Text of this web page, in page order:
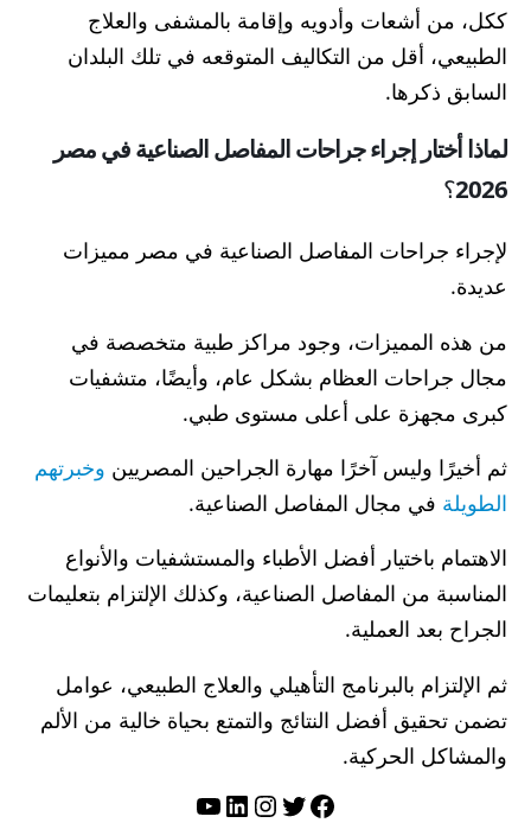
ككل، من أشعات وأدويه وإقامة بالمشفى والعلاج
الطبيعي، أقل من التكاليف المتوقعه في تلك البلدان
السابق ذكرها.
لماذا أختار إجراء جراحات المفاصل الصناعية في مصر
2026؟
لإجراء جراحات المفاصل الصناعية في مصر مميزات
عديدة.
من هذه المميزات، وجود مراكز طبية متخصصة في
مجال جراحات العظام بشكل عام، وأيضًا، متشفيات
كبرى مجهزة على أعلى مستوى طبي.
ثم أخيرًا وليس آخرًا مهارة الجراحين المصريين وخبرتهم
الطويلة في مجال المفاصل الصناعية.
الاهتمام باختيار أفضل الأطباء والمستشفيات والأنواع
المناسبة من المفاصل الصناعية، وكذلك الإلتزام بتعليمات
الجراح بعد العملية.
ثم الإلتزام بالبرنامج التأهيلي والعلاج الطبيعي، عوامل
تضمن تحقيق أفضل النتائج والتمتع بحياة خالية من الألم
والمشاكل الحركية.
فيسبوك
تويترإنستجرام
لينكد إنيوتيوب